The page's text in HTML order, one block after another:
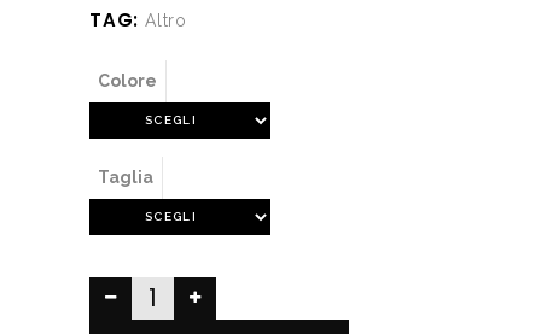
TAG: Altro
Colore
Taglia